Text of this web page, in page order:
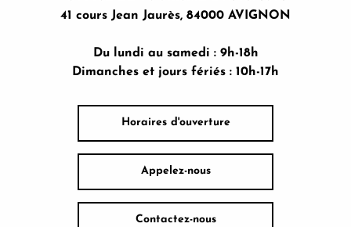
41 cours Jean Jaurès, 84000 AVIGNON
Du lundi au samedi : 9h-18h
Dimanches et jours fériés : 10h-17h
Horaires d'ouverture
Appelez-nous
Contactez-nous